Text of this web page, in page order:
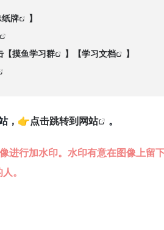
牌
】
【摸鱼学习群 】【学习文档
】
，👉点击跳转到网站 。
行加水印。水印有意在图像上留
。